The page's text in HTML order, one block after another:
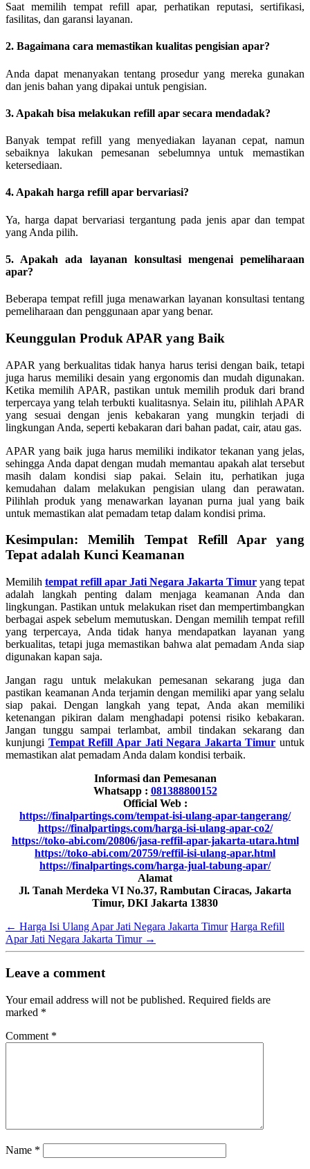
Saat memilih tempat refill apar, perhatikan reputasi, sertifikasi,
fasilitas, dan garansi layanan.
2. Bagaimana cara memastikan kualitas pengisian apar?
Anda dapat menanyakan tentang prosedur yang mereka gunakan
dan jenis bahan yang dipakai untuk pengisian.
3. Apakah bisa melakukan refill apar secara mendadak?
Banyak tempat refill yang menyediakan layanan cepat, namun
sebaiknya lakukan pemesanan sebelumnya untuk memastikan
ketersediaan.
4. Apakah harga refill apar bervariasi?
Ya, harga dapat bervariasi tergantung pada jenis apar dan tempat
yang Anda pilih.
5. Apakah ada layanan konsultasi mengenai pemeliharaan
apar?
Beberapa tempat refill juga menawarkan layanan konsultasi tentang
pemeliharaan dan penggunaan apar yang benar.
Keunggulan Produk APAR yang Baik
APAR yang berkualitas tidak hanya harus terisi dengan baik, tetapi
juga harus memiliki desain yang ergonomis dan mudah digunakan.
Ketika memilih APAR, pastikan untuk memilih produk dari brand
terpercaya yang telah terbukti kualitasnya. Selain itu, pilihlah APAR
yang sesuai dengan jenis kebakaran yang mungkin terjadi di
lingkungan Anda, seperti kebakaran dari bahan padat, cair, atau gas.
APAR yang baik juga harus memiliki indikator tekanan yang jelas,
sehingga Anda dapat dengan mudah memantau apakah alat tersebut
masih dalam kondisi siap pakai. Selain itu, perhatikan juga
kemudahan dalam melakukan pengisian ulang dan perawatan.
Pilihlah produk yang menawarkan layanan purna jual yang baik
untuk memastikan alat pemadam tetap dalam kondisi prima.
Kesimpulan: Memilih Tempat Refill Apar yang
Tepat adalah Kunci Keamanan
Memilih tempat refill apar Jati Negara Jakarta Timur yang tepat
adalah langkah penting dalam menjaga keamanan Anda dan
lingkungan. Pastikan untuk melakukan riset dan mempertimbangkan
berbagai aspek sebelum memutuskan. Dengan memilih tempat refill
yang terpercaya, Anda tidak hanya mendapatkan layanan yang
berkualitas, tetapi juga memastikan bahwa alat pemadam Anda siap
digunakan kapan saja.
Jangan ragu untuk melakukan pemesanan sekarang juga dan
pastikan keamanan Anda terjamin dengan memiliki apar yang selalu
siap pakai. Dengan langkah yang tepat, Anda akan memiliki
ketenangan pikiran dalam menghadapi potensi risiko kebakaran.
Jangan tunggu sampai terlambat, ambil tindakan sekarang dan
kunjungi Tempat Refill Apar Jati Negara Jakarta Timur untuk
memastikan alat pemadam Anda dalam kondisi terbaik.
Informasi dan Pemesanan
Whatsapp : 081388800152
Official Web :
https://finalpartings.com/tempat-isi-ulang-apar-tangerang/
https://finalpartings.com/harga-isi-ulang-apar-co2/
https://toko-abi.com/20806/jasa-reffil-apar-jakarta-utara.html
https://toko-abi.com/20759/reffil-isi-ulang-apar.html
https://finalpartings.com/harga-jual-tabung-apar/
Alamat
Jl. Tanah Merdeka VI No.37, Rambutan Ciracas, Jakarta
Timur, DKI Jakarta 13830
← Harga Isi Ulang Apar Jati Negara Jakarta Timur Harga Refill
Apar Jati Negara Jakarta Timur →
Leave a comment
Your email address will not be published. Required fields are
marked *
Comment *
Name *